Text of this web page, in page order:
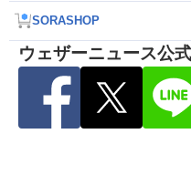
SORASHOP
ウェザーニュース公